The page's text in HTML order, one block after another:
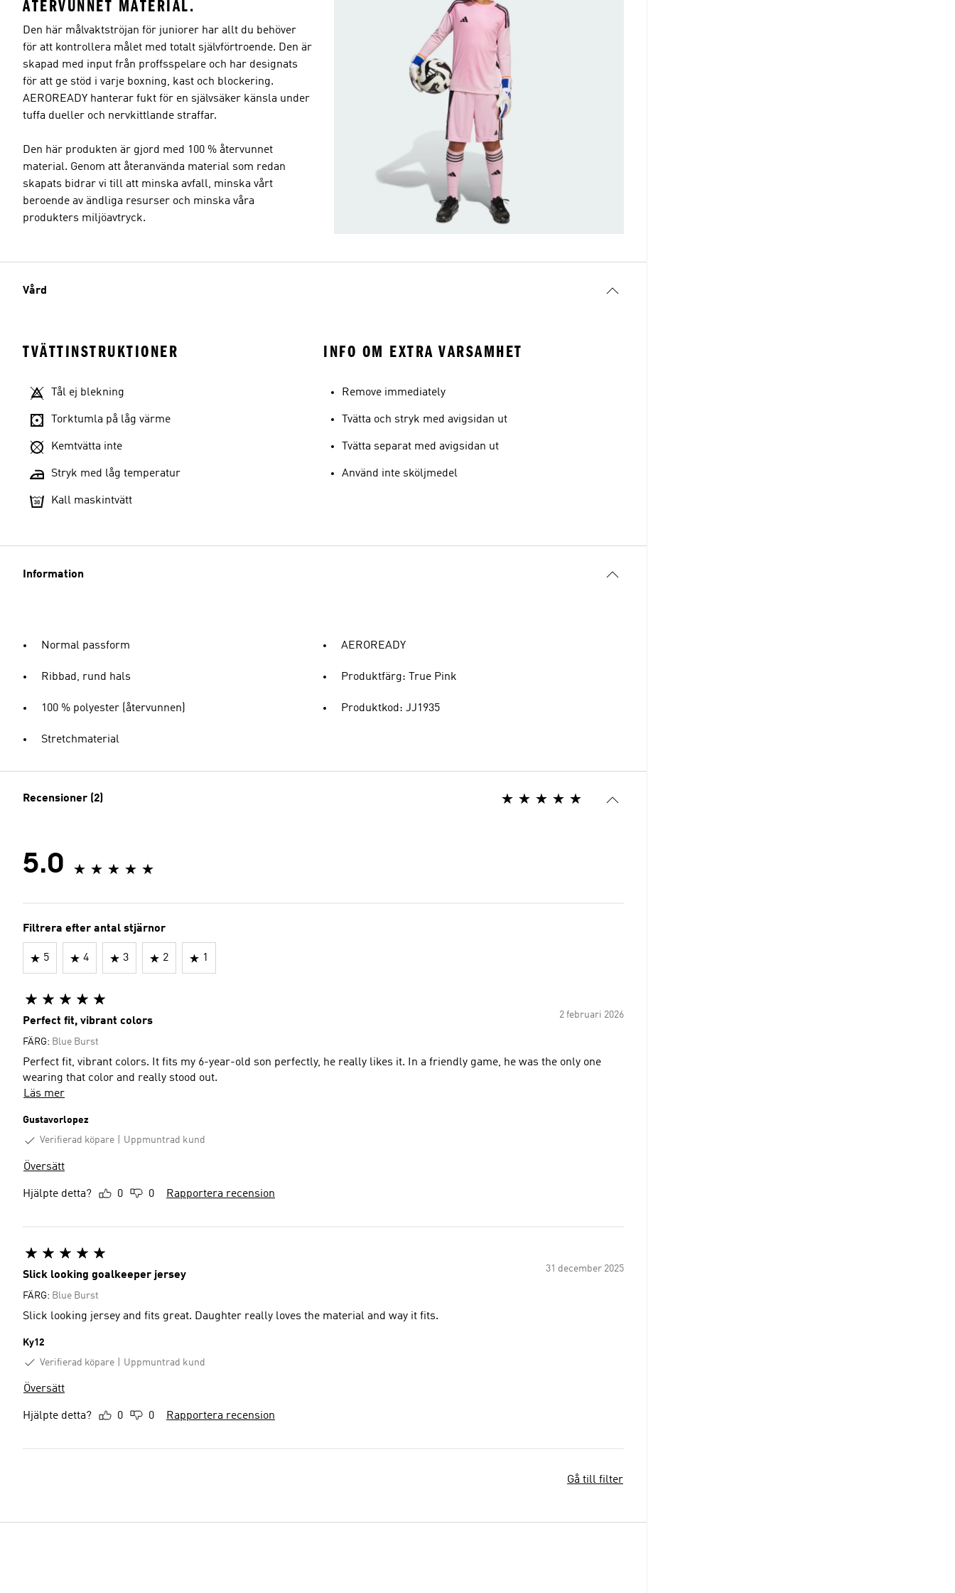
ÅTERVUNNET MATERIAL.
Den här målvaktströjan för juniorer har allt du behöver
för att kontrollera målet med totalt självförtroende. Den är
skapad med input från proffsspelare och har designats
för att ge stöd i varje boxning, kast och blockering.
AEROREADY hanterar fukt för en självsäker känsla under
tuffa dueller och nervkittlande straffar.
Den här produkten är gjord med 100 % återvunnet
material. Genom att återanvända material som redan
skapats bidrar vi till att minska avfall, minska vårt
beroende av ändliga resurser och minska våra
produkters miljöavtryck.
Vård
TVÄTTINSTRUKTIONER
Tål ej blekning
Torktumla på låg värme
Kemtvätta inte
Stryk med låg temperatur
Kall maskintvätt
INFO OM EXTRA VARSAMHET
Remove immediately
Tvätta och stryk med avigsidan ut
Tvätta separat med avigsidan ut
Använd inte sköljmedel
Information
Normal passform
Ribbad, rund hals
100 % polyester (återvunnen)
Stretchmaterial
AEROREADY
Produktfärg: True Pink
Produktkod: JJ1935
Recensioner (2)
5.0
Filtrera efter antal stjärnor
5 4 3 2 1
2 februari 2026
Perfect fit, vibrant colors
FÄRG: Blue Burst
Perfect fit, vibrant colors. It fits my 6-year-old son perfectly, he really likes it. In a friendly game, he was the only one
wearing that color and really stood out.
Läs mer
Gustavorlopez
Verifierad köpare
Uppmuntrad kund
Översätt
Hjälpte detta? 0 0 Rapportera recension
31 december 2025
Slick looking goalkeeper jersey
FÄRG: Blue Burst
Slick looking jersey and fits great. Daughter really loves the material and way it fits.
Ky12
Verifierad köpare
Uppmuntrad kund
Översätt
Hjälpte detta? 0 0 Rapportera recension
Gå till filter